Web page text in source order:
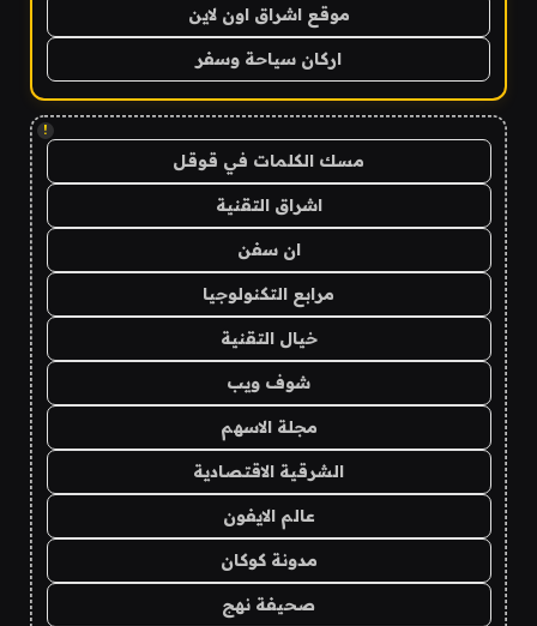
موقع اشراق اون لاين
اركان سياحة وسفر
!
مسك الكلمات في قوقل
اشراق التقنية
ان سفن
مرابع التكنولوجيا
خيال التقنية
شوف ويب
مجلة الاسهم
الشرقية الاقتصادية
عالم الايفون
مدونة كوكان
صحيفة نهج